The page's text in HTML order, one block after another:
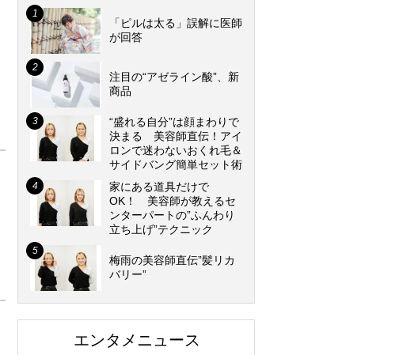
「ピルは太る」誤解に医師
が回答
注目の“アゼライン酸”、新
商品
“盛れる自分”は顔まわりで
決まる 美容師直伝！アイ
ロンで迷わないおくれ毛＆
サイドバング簡単セット術
家にある道具だけで
OK！ 美容師が教えるセ
ンターパートの”ふんわり
立ち上げ”テクニック
梅雨の美容師直伝”髪リカ
バリー”
エンタメニュース